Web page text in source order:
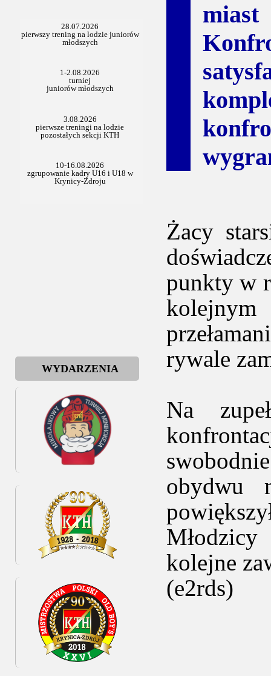
WYDARZENIA
Żacy
punkty w
rywale
Na
obydwu
kolejne
(e2rds)